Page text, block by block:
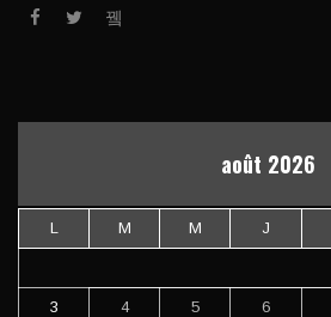
août 2026
L M M J
3 4 5 6